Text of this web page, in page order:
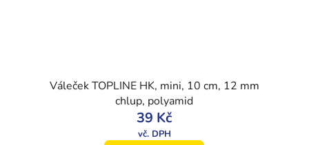
Váleček TOPLINE HK, mini, 10 cm, 12 mm
chlup, polyamid
39 Kč